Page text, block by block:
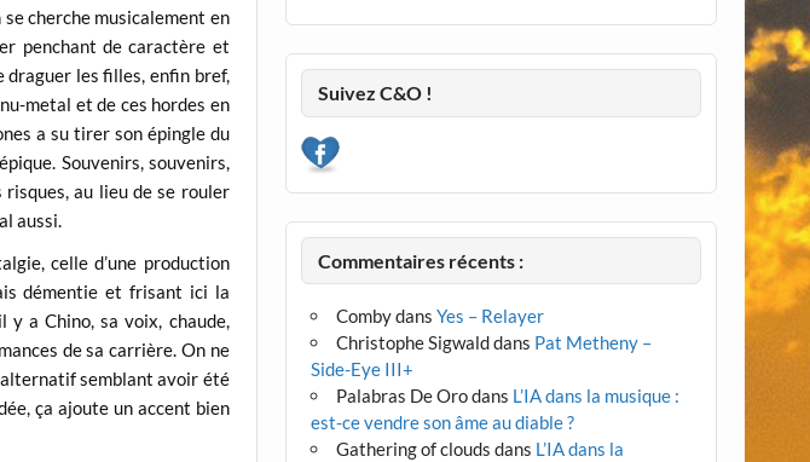
cherche musicalement en
penchant de caractère et
draguer les filles, enfin bref,
metal et de ces hordes en
a su tirer son épingle du
Souvenirs, souvenirs,
risques, au lieu de se rouler
aussi.
celle d’une production
démentie et frisant ici la
y a Chino, sa voix, chaude,
de sa carrière. On ne
alternatif semblant avoir été
ça ajoute un accent bien
Suivez C&O !
Commentaires récents :
CombydansYes – Relayer
Christophe Sigwalddans Pat Metheny –
Side-Eye III+
Palabras De Orodans L’IA dans la musique :
est-ce vendre son âme au diable ?
Gathering of clouds dans L’IA dans la